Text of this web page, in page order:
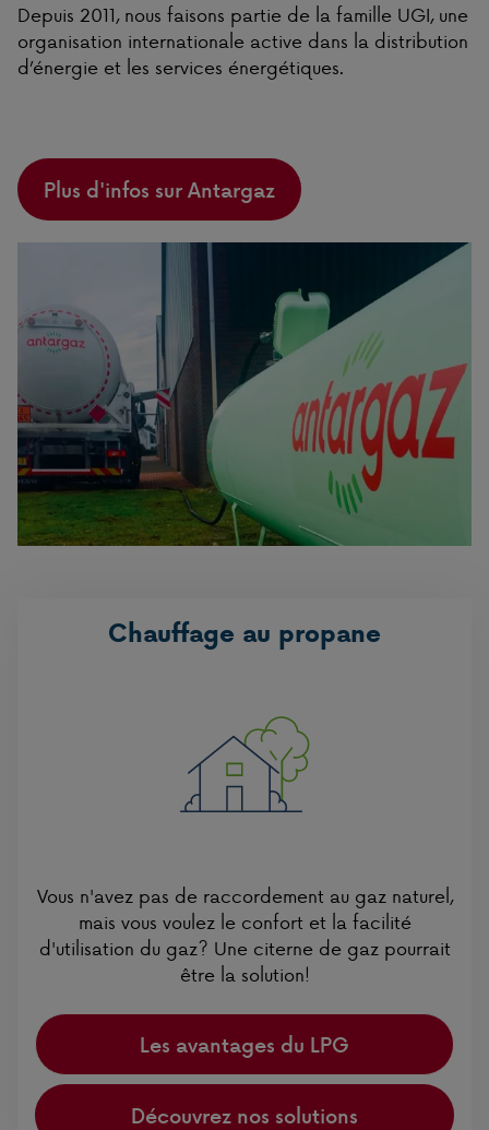
Depuis 2011, nous faisons partie de la famille UGI, une
organisation internationale active dans la distribution
d’énergie et les services énergétiques.
Plus d'infos sur Antargaz
Chauffage au propane
Vous n'avez pas de raccordement au gaz naturel,
mais vous voulez le confort et la facilité
d'utilisation du gaz? Une citerne de gaz pourrait
être la solution!
Les avantages du LPG
Découvrez nos solutions